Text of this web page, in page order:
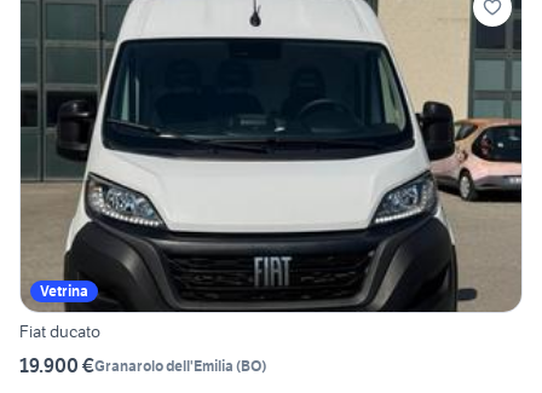
Vetrina
Fiat ducato
19.900 €Granarolo dell'Emilia (BO)